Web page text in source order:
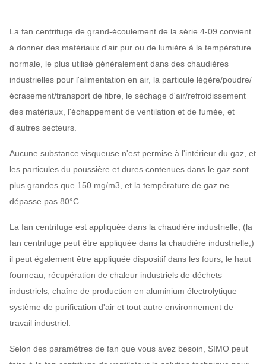
La fan centrifuge de grand-écoulement de la série 4-09 convient
à donner des matériaux d'air pur ou de lumière à la température
normale, le plus utilisé généralement dans des chaudières
industrielles pour l'alimentation en air, la particule légère/poudre/
écrasement/transport de fibre, le séchage d'air/refroidissement
des matériaux, l'échappement de ventilation et de fumée, et
d'autres secteurs.
Aucune substance visqueuse n'est permise à l'intérieur du gaz, et
les particules du poussière et dures contenues dans le gaz sont
plus grandes que 150 mg/m3, et la température de gaz ne
dépasse pas 80°C.
La fan centrifuge est appliquée dans la chaudière industrielle, (la
fan centrifuge peut être appliquée dans la chaudière industrielle,)
il peut également être appliquée dispositif dans les fours, le haut
fourneau, récupération de chaleur industriels de déchets
industriels, chaîne de production en aluminium électrolytique
système de purification d'air et tout autre environnement de
travail industriel.
Selon des paramètres de fan que vous avez besoin, SIMO peut